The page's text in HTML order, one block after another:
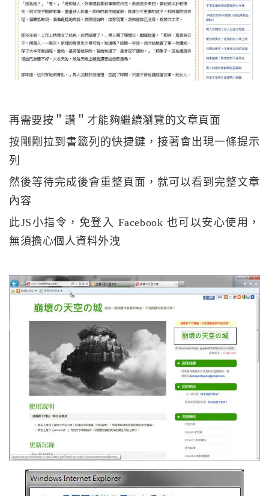
再需要按＂讚＂才能夠繼續瀏覽的文章頁面
按剛剛拉到書籤列的快捷鍵，接著會出現一條提示
列
然後等待完成後會重整頁面，就可以看到完整文章
內容
此JS小指令，免登入 Facebook 也可以安心使用，
無須擔心個人資料外洩